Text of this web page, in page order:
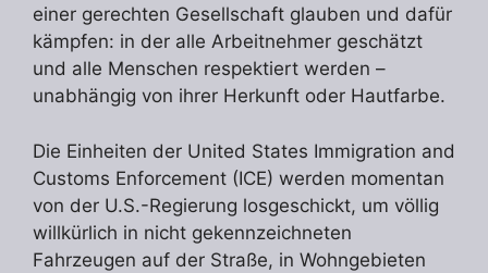
einer gerechten Gesellschaft glauben und dafür
kämpfen: in der alle Arbeitnehmer geschätzt
und alle Menschen respektiert werden –
unabhängig von ihrer Herkunft oder Hautfarbe.
Die Einheiten der United States Immigration and
Customs Enforcement (ICE) werden momentan
von der U.S.-Regierung losgeschickt, um völlig
willkürlich in nicht gekennzeichneten
Fahrzeugen auf der Straße, in Wohngebieten